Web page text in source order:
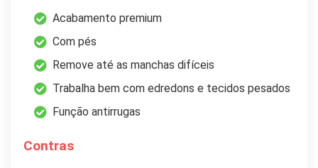
Acabamento premium
Com pés
Remove até as manchas difíceis
Trabalha bem com edredons e tecidos pesados
Função antirrugas
Contras